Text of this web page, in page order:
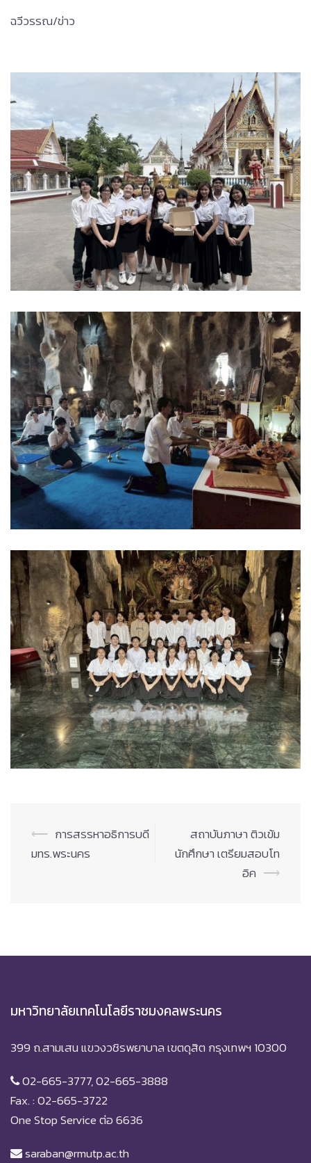
ฉวีวรรณ/ข่าว
Post
navigation
⟵ การสรรหาอธิการบดี
มทร.พระนคร
สถาบันภาษา ติวเข้ม
นักศึกษา เตรียมสอบโท
อิค ⟶
มหาวิทยาลัยเทคโนโลยีราชมงคลพระนคร
399 ถ.สามเสน แขวงวชิรพยาบาล เขตดุสิต กรุงเทพฯ 10300
02-665-3777, 02-665-3888
Fax. : 02-665-3722
One Stop Service ต่อ 6636
saraban@rmutp.ac.th